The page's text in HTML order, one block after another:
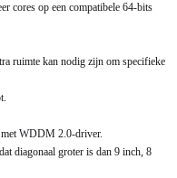
cores op een compatibele 64-bits
ruimte kan nodig zijn om specifieke
WDDM 2.0-driver.
diagonaal groter is dan 9 inch, 8